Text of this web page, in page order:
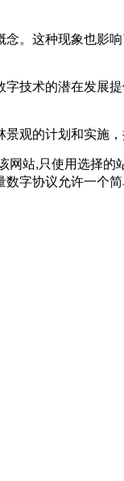
。这种现象也影
技术的潜在发展
观的计划和实施，
站,只使用选择的
字协议允许一个